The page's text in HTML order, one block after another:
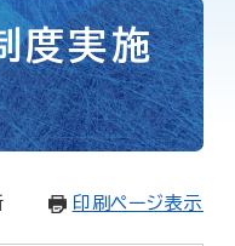
度実施
印刷ページ表示